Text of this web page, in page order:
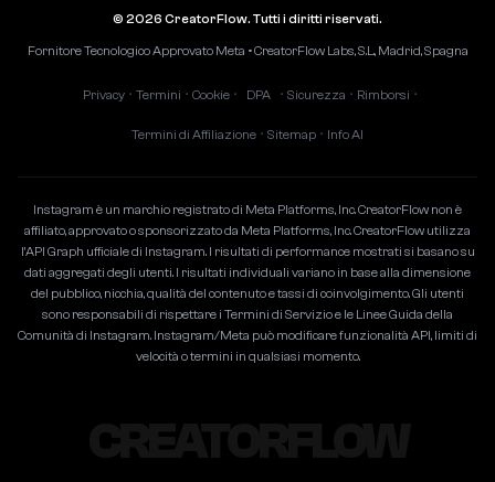
© 2026 CreatorFlow. Tutti i diritti riservati.
Fornitore Tecnologico Approvato Meta • CreatorFlow Labs, S.L., Madrid, Spagna
Privacy • Termini • Cookie • DPA • Sicurezza • Rimborsi •
Termini di Affiliazione • Sitemap • Info AI
Instagram è un marchio registrato di Meta Platforms, Inc. CreatorFlow non è
affiliato, approvato o sponsorizzato da Meta Platforms, Inc. CreatorFlow utilizza
l'API Graph ufficiale di Instagram. I risultati di performance mostrati si basano su
dati aggregati degli utenti. I risultati individuali variano in base alla dimensione
del pubblico, nicchia, qualità del contenuto e tassi di coinvolgimento. Gli utenti
sono responsabili di rispettare i Termini di Servizio e le Linee Guida della
Comunità di Instagram. Instagram/Meta può modificare funzionalità API, limiti di
velocità o termini in qualsiasi momento.